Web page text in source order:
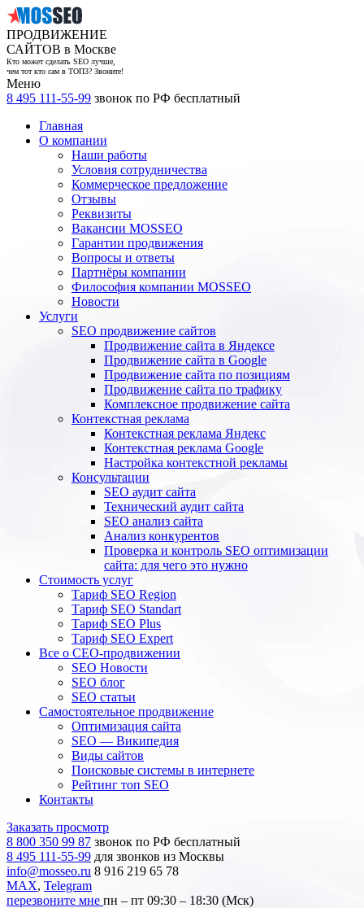
ПРОДВИЖЕНИЕ
САЙТОВ в Москве
Кто может сделать SEO лучше,
чем тот кто сам в ТОП3? Звоните!
Меню
8 495 111-55-99 звонок по РФ бесплатный
Главная
О компании
Наши работы
Условия сотрудничества
Коммерческое предложение
Отзывы
Реквизиты
Вакансии MOSSEO
Гарантии продвижения
Вопросы и ответы
Партнёры компании
Философия компании MOSSEO
Новости
Услуги
SEO продвижение сайтов
Продвижение сайта в Яндексе
Продвижение сайта в Google
Продвижение сайта по позициям
Продвижение сайта по трафику
Комплексное продвижение сайта
Контекстная реклама
Контекстная реклама Яндекс
Контекстная реклама Google
Настройка контекстной рекламы
Консультации
SEO аудит сайта
Технический аудит сайта
SEO анализ сайта
Анализ конкурентов
Проверка и контроль SEO оптимизации
сайта: для чего это нужно
Стоимость услуг
Тариф SEO Region
Тариф SEO Standart
Тариф SEO Plus
Тариф SEO Expert
Все о СЕО-продвижении
SEO Новости
SEO блог
SEO статьи
Самостоятельное продвижение
Оптимизация сайта
SEO — Википедия
Виды сайтов
Поисковые системы в интернете
Рейтинг топ SEO
Контакты
Заказать просмотр
8 800 350 99 87 звонок по РФ бесплатный
8 495 111-55-99 для звонков из Москвы
info@mosseo.ru 8 916 219 65 78
MAX, Telegram
перезвоните мне пн – пт 09:30 – 18:30 (Мск)